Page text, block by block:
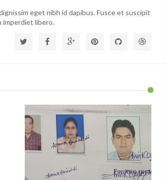
eget nibh id dapibus. Fusce et suscipit
imperdiet libero.